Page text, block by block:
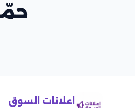
اعلانات السوق